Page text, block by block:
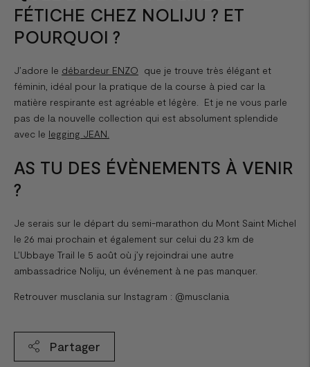
FÉTICHE CHEZ NOLIJU ? ET
POURQUOI ?
J’adore le débardeur ENZO que je trouve très élégant et
féminin, idéal pour la pratique de la course à pied car la
matière respirante est agréable et légère. Et je ne vous parle
pas de la nouvelle collection qui est absolument splendide
avec le legging JEAN
AS TU DES ÉVÈNEMENTS À VENIR
?
Je serais sur le départ du semi-marathon du Mont Saint Michel
le 26 mai prochain et également sur celui du 23 km de
L’Ubbaye Trail le 5 août où j’y rejoindrai une autre
ambassadrice Noliju, un événement à ne pas manquer.
Retrouver musclania sur Instagram : @musclania
Partager